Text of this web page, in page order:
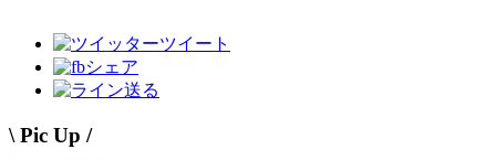
ツイート
シェア
送る
\ Pic Up /